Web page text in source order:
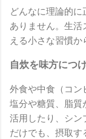
どんなに理論的
ありません。生活
える小さな習慣か
自炊を味方につ
外食や中食（コン
塩分や糖質、脂質
活用したり、シン
だけでも、摂取す